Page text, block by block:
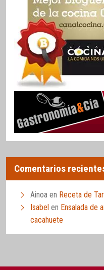
Comentarios
Ainoa en Receta de
Isabel en Ensalada de
cacahuete